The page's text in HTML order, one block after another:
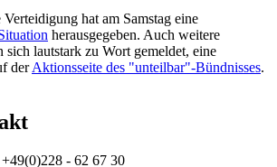
hat am Samstag eine
herausgegeben. Auch weitere
sich lautstark zu Wort gemeldet, eine
derAktionsseite des "unteilbar"-Bündnisses.
- 62 67 30